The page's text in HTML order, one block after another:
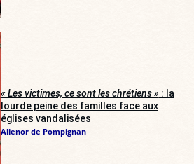
« Les victimes, ce sont les chrétiens » : la
lourde peine des familles face aux
églises vandalisées
Alienor de Pompignan